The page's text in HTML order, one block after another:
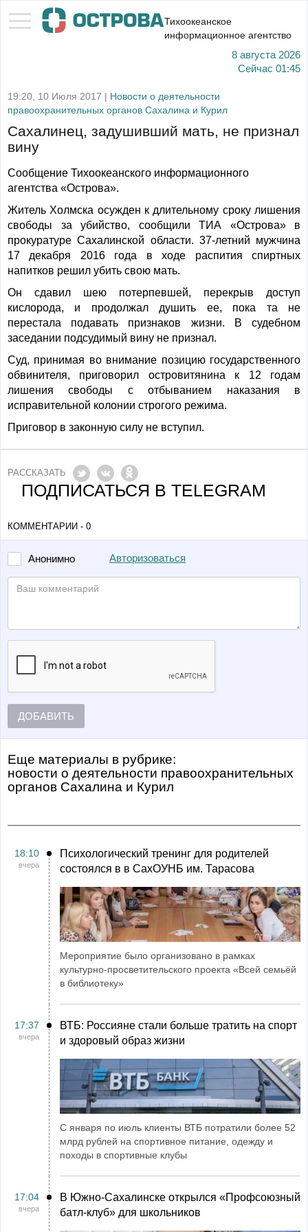
Тихоокеанское
информационное агентство
8 августа 2026
Сейчас 01:45
19:20, 10 Июля 2017 | Новости о деятельности
правоохранительных органов Сахалина и Курил
Сахалинец, задушивший мать, не признал
вину
Сообщение Тихоокеанского информационного
агентства «Острова».
Житель Холмска осужден к длительному сроку лишения
свободы за убийство, сообщили ТИА «Острова» в
прокуратуре Сахалинской области. 37-летний мужчина
17 декабря 2016 года в ходе распития спиртных
напитков решил убить свою мать.
Он сдавил шею потерпевшей, перекрыв доступ
кислорода, и продолжал душить ее, пока та не
перестала подавать признаков жизни. В судебном
заседании подсудимый вину не признал.
Суд, принимая во внимание позицию государственного
обвинителя, приговорил островитянина к 12 годам
лишения свободы с отбыванием наказания в
исправительной колонии строгого режима.
Приговор в законную силу не вступил.
РАССКАЗАТЬ
ПОДПИСАТЬСЯ В TELEGRAM
КОММЕНТАРИИ - 0
Анонимно Авторизоваться
ДОБАВИТЬ
Еще материалы в рубрике:
Новости о деятельности правоохранительных
органов Сахалина и Курил
18:10
вчера
Психологический тренинг для родителей
состоялся в в СахОУНБ им. Тарасова
Мероприятие было организовано в рамках
культурно-просветительского проекта «Всей семьёй
в библиотеку»
17:37
вчера
ВТБ: Россияне стали больше тратить на спорт
и здоровый образ жизни
С января по июль клиенты ВТБ потратили более 52
млрд рублей на спортивное питание, одежду и
походы в спортивные клубы
17:04
вчера
В Южно-Сахалинске открылся «Профсоюзный
батл-клуб» для школьников